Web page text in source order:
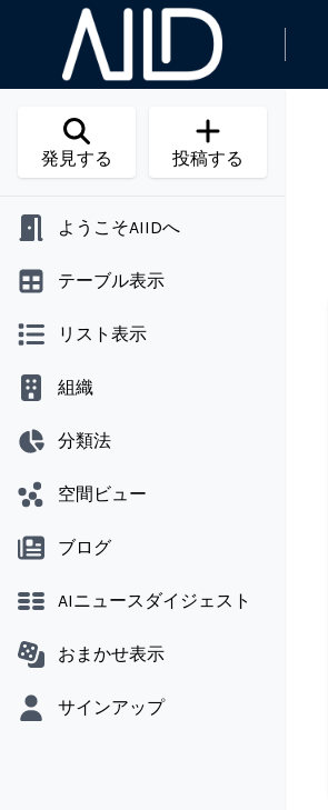
発見する 投稿する
ようこそAIIDへ
テーブル表示
リスト表示
組織
分類法
空間ビュー
ブログ
AIニュースダイジェスト
おまかせ表示
サインアップ